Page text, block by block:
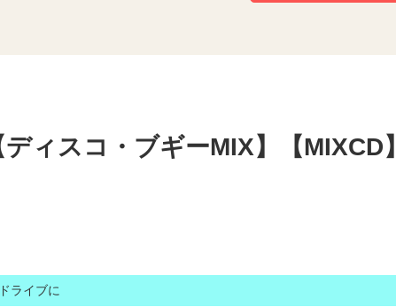
ディスコ・ブギーMIX】【MIXCD】
ドライブに